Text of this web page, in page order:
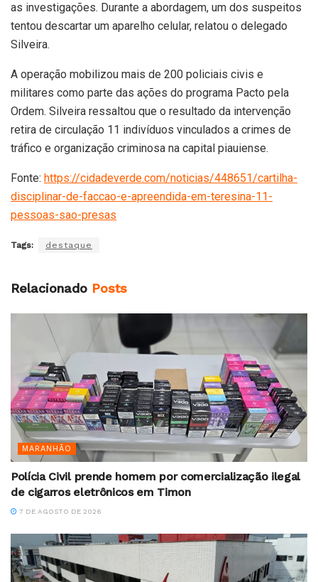
as investigações. Durante a abordagem, um dos suspeitos
tentou descartar um aparelho celular, relatou o delegado
Silveira.
A operação mobilizou mais de 200 policiais civis e
militares como parte das ações do programa Pacto pela
Ordem. Silveira ressaltou que o resultado da intervenção
retira de circulação 11 indivíduos vinculados a crimes de
tráfico e organização criminosa na capital piauiense.
Fonte: https://cidadeverde.com/noticias/448651/cartilha-
disciplinar-de-faccao-e-apreendida-em-teresina-11-
pessoas-sao-presas
Tags: destaque
Relacionado Posts
MARANHÃO
Polícia Civil prende homem por comercialização ilegal
de cigarros eletrônicos em Timon
7 DE AGOSTO DE 2026